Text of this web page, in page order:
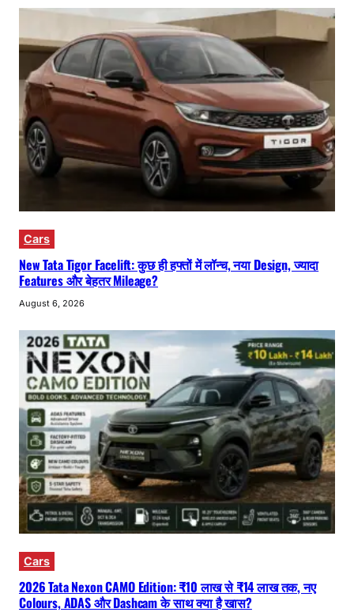
Cars
New Tata Tigor Facelift: कुछ ही हफ्तों में लॉन्च, नया Design, ज्यादा
Features और बेहतर Mileage?
August 6, 2026
Cars
2026 Tata Nexon CAMO Edition: ₹10 लाख से ₹14 लाख तक, नए
Colours, ADAS और Dashcam के साथ क्या है खास?